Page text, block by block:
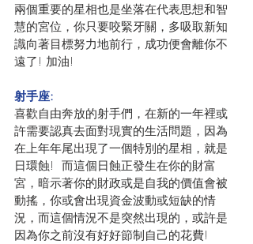
兩個重要的星相也是坐落在代表思想和智
慧的宮位，你只要咬緊牙關，多吸取新知
識向著目標努力地前行，成功便會離你不
遠了! 加油!
射手座:
喜歡自由奔放的射手們，在新的一年裡或
許需要認真去面對現實的生活問題，因為
在上年年尾出現了一個特別的星相，就是
日環蝕!  而這個日蝕正發生在你的財富
宮，暗示著你的財政或是自我的價值會被
動搖，你或會出現資金波動或短缺的情
況，而這個情況不是突然出現的，或許是
因為你之前沒有好好節制自己的花費!